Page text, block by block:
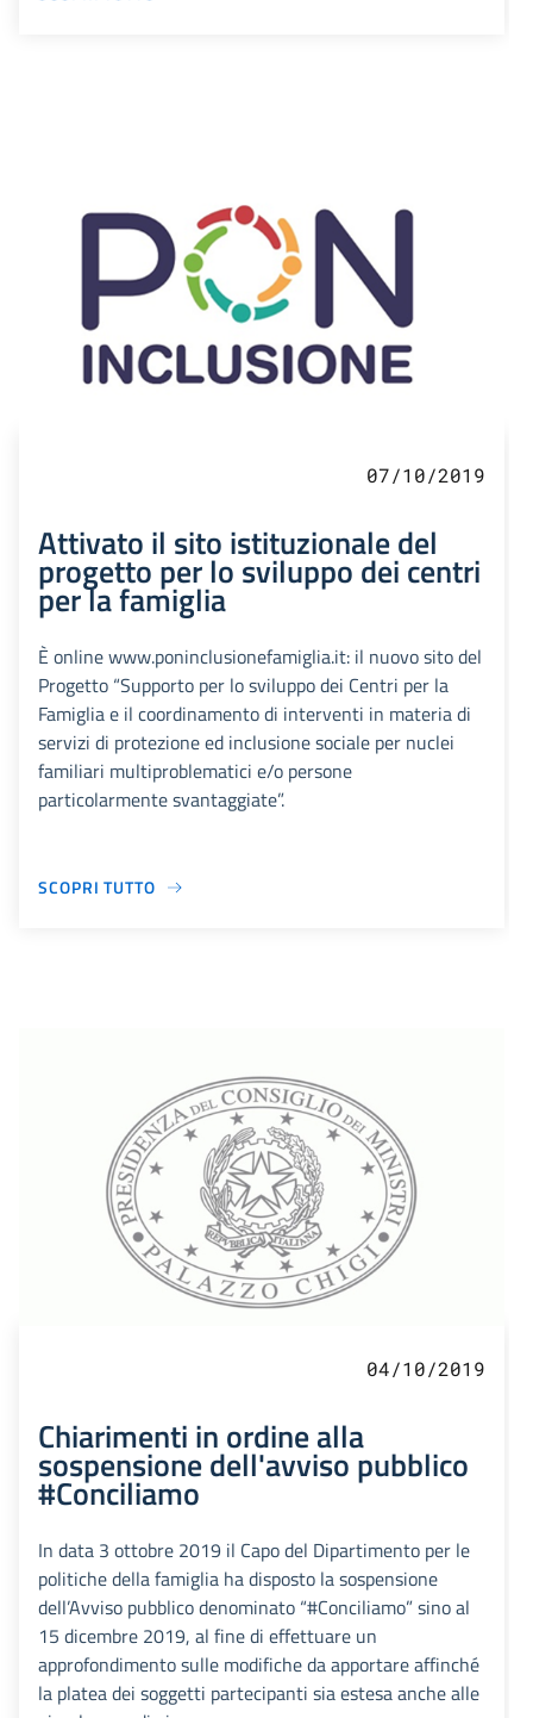
07/10/2019
Attivato il sito istituzionale del
progetto per lo sviluppo dei centri
per la famiglia
È online www.poninclusionefamiglia.it: il nuovo sito del
Progetto “Supporto per lo sviluppo dei Centri per la
Famiglia e il coordinamento di interventi in materia di
servizi di protezione ed inclusione sociale per nuclei
familiari multiproblematici e/o persone
particolarmente svantaggiate”.
SCOPRI TUTTO
04/10/2019
Chiarimenti in ordine alla
sospensione dell'avviso pubblico
#Conciliamo
In data 3 ottobre 2019 il Capo del Dipartimento per le
politiche della famiglia ha disposto la sospensione
dell’Avviso pubblico denominato “#Conciliamo” sino al
15 dicembre 2019, al fine di effettuare un
approfondimento sulle modifiche da apportare affinché
la platea dei soggetti partecipanti sia estesa anche alle